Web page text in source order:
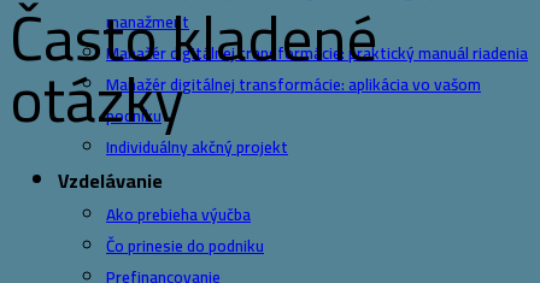
manažment
Manažér digitálnej transformácie: praktický manuál riadenia
Manažér digitálnej transformácie: aplikácia vo vašom
podniku
Individuálny akčný projekt
Vzdelávanie
Ako prebieha výučba
Čo prinesie do podniku
Často kladené
otázky